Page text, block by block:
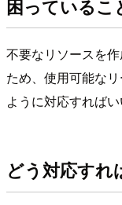
困っているこ
不要なリソースを
ため、使用可能な
ように対応すればい
どう対応すれ